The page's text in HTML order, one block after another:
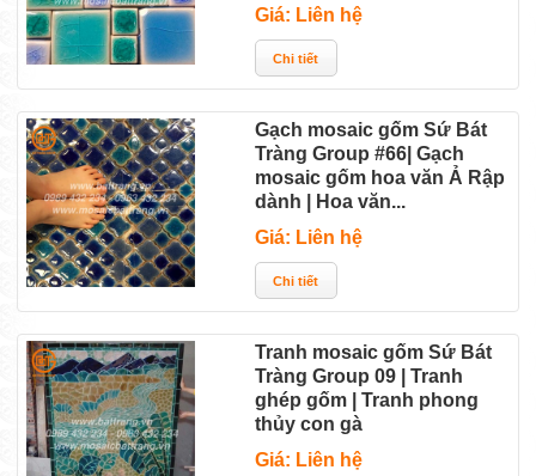
Giá: Liên hệ
Gạch mosaic gốm Sứ Bát
Tràng Group #66| Gạch
mosaic gốm hoa văn Ả Rập
dành | Hoa văn...
Giá: Liên hệ
Tranh mosaic gốm Sứ Bát
Tràng Group 09 | Tranh
ghép gốm | Tranh phong
thủy con gà
Giá: Liên hệ